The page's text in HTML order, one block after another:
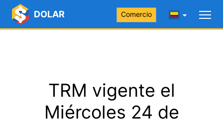
DOLAR Comercio
TRM vigente el
Miércoles 24 de